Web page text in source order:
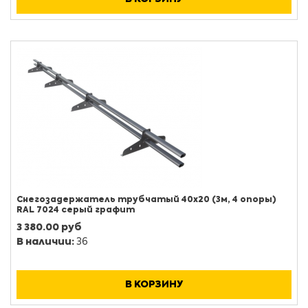
Снегозадержатель трубчатый 40х20 (3м, 4 опоры)
RAL 7024 серый графит
3 380.00 руб
В наличии: 36
В КОРЗИНУ